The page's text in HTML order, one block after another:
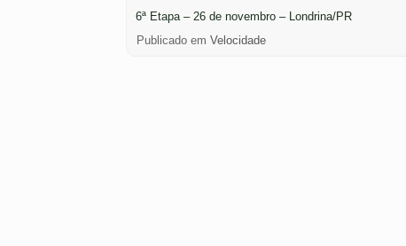
6ª Etapa – 26 de novembro – Londrina/PR
Publicado em Velocidade